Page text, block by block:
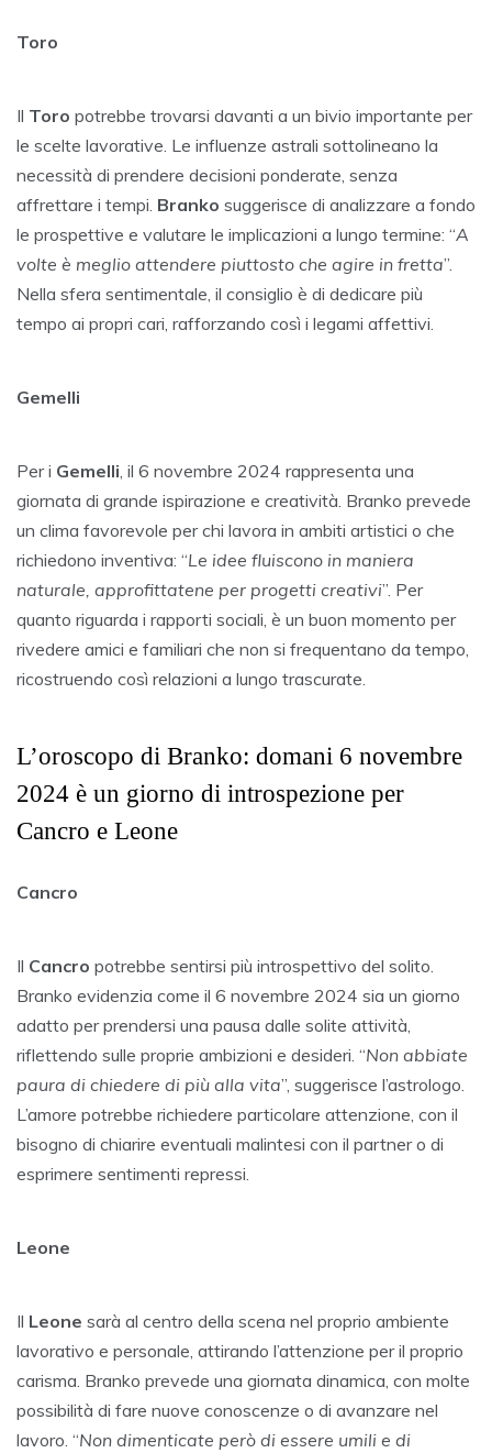
Toro
Il Toro potrebbe trovarsi davanti a un bivio importante per
le scelte lavorative. Le influenze astrali sottolineano la
necessità di prendere decisioni ponderate, senza
affrettare i tempi. Branko suggerisce di analizzare a fondo
le prospettive e valutare le implicazioni a lungo termine: “A
volte è meglio attendere piuttosto che agire in fretta”.
Nella sfera sentimentale, il consiglio è di dedicare più
tempo ai propri cari, rafforzando così i legami affettivi.
Gemelli
Per i Gemelli , il 6 novembre 2024 rappresenta una
giornata di grande ispirazione e creatività. Branko prevede
un clima favorevole per chi lavora in ambiti artistici o che
richiedono inventiva: “Le idee fluiscono in maniera
naturale, approfittatene per progetti creativi”. Per
quanto riguarda i rapporti sociali, è un buon momento per
rivedere amici e familiari che non si frequentano da tempo,
ricostruendo così relazioni a lungo trascurate.
L’oroscopo di Branko: domani 6 novembre
2024 è un giorno di introspezione per
Cancro e Leone
Cancro
Il Cancro potrebbe sentirsi più introspettivo del solito.
Branko evidenzia come il 6 novembre 2024 sia un giorno
adatto per prendersi una pausa dalle solite attività,
riflettendo sulle proprie ambizioni e desideri. “Non abbiate
paura di chiedere di più alla vita”, suggerisce l’astrologo.
L’amore potrebbe richiedere particolare attenzione, con il
bisogno di chiarire eventuali malintesi con il partner o di
esprimere sentimenti repressi.
Leone
Il Leone sarà al centro della scena nel proprio ambiente
lavorativo e personale, attirando l’attenzione per il proprio
carisma. Branko prevede una giornata dinamica, con molte
possibilità di fare nuove conoscenze o di avanzare nel
lavoro. “Non dimenticate però di essere umili e di